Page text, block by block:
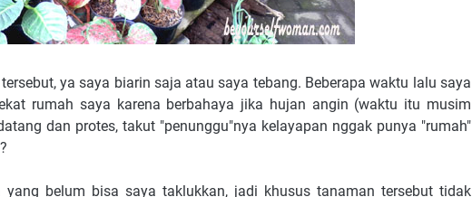
ya saya biarin saja atau saya tebang. Beberapa waktu lalu saya
rumah saya karena berbahaya jika hujan angin (waktu itu musim
dan protes, takut "penunggu"nya kelayapan nggak punya "rumah"
belum bisa saya taklukkan, jadi khusus tanaman tersebut tidak